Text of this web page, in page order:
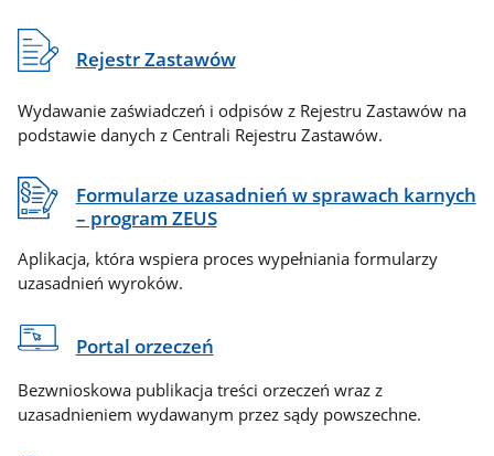
Rejestr Zastawów
Wydawanie zaświadczeń i odpisów z Rejestru Zastawów na
podstawie danych z Centrali Rejestru Zastawów.
Formularze uzasadnień w sprawach karnych
– program ZEUS
Aplikacja, która wspiera proces wypełniania formularzy
uzasadnień wyroków.
Portal orzeczeń
Bezwnioskowa publikacja treści orzeczeń wraz z
uzasadnieniem wydawanym przez sądy powszechne.